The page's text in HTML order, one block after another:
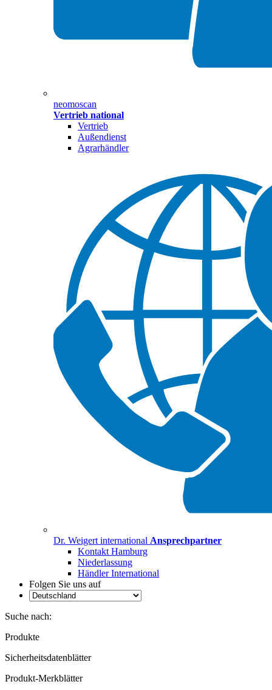
neomoscan
Vertrieb national
Vertrieb
Außendienst
Agrarhändler
Dr. Weigert international Ansprechpartner
Kontakt Hamburg
Niederlassung
Händler International
Folgen Sie uns auf
Suche nach:
Produkte
Sicherheitsdatenblätter
Produkt-Merkblätter